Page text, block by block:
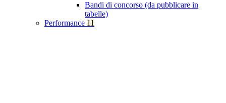
Bandi di concorso (da pubblicare in
tabelle)
Performance 11